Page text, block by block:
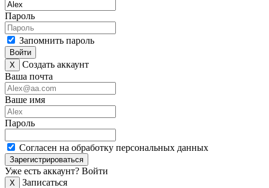
Пароль
Запомнить пароль
Войти
X
Создать аккаунт
Ваша почта
Ваше имя
Пароль
Согласен на обработку персональных данных
Зарегистрироваться
Уже есть аккаунт? Войти
X
Записаться